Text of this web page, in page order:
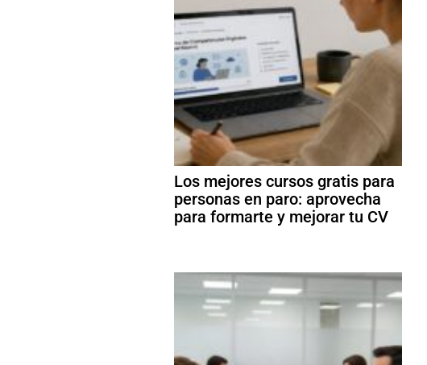
Los mejores cursos gratis para
personas en paro: aprovecha
para formarte y mejorar tu CV